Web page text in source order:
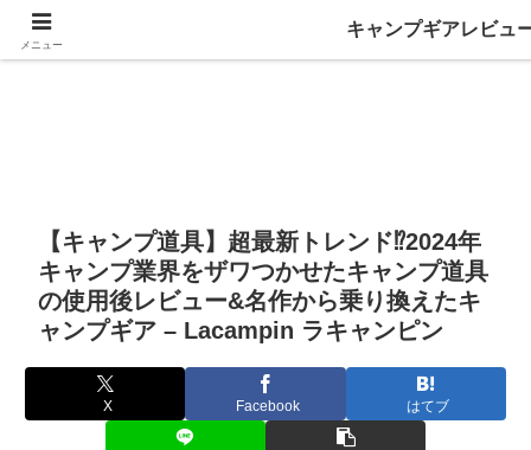
【キャンプ道具】超最新トレンド⁉️2024年
キャンプ業界をザワつかせたキャンプ道具
の使用後レビュー&名作から乗り換えたキ
ャンプギア – Lacampin ラキャンピン
X Facebook はてブ
メニュー
キャンプギアレビュ